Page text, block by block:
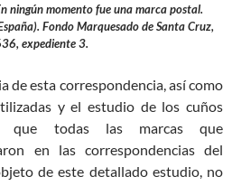
ningún momento fue una marca postal.
Fondo Marquesado de Santa Cruz,
expediente 3.
de esta correspondencia, así como
y el estudio de los cuños
que todas las marcas que
en las correspondencias del
de este detallado estudio, no